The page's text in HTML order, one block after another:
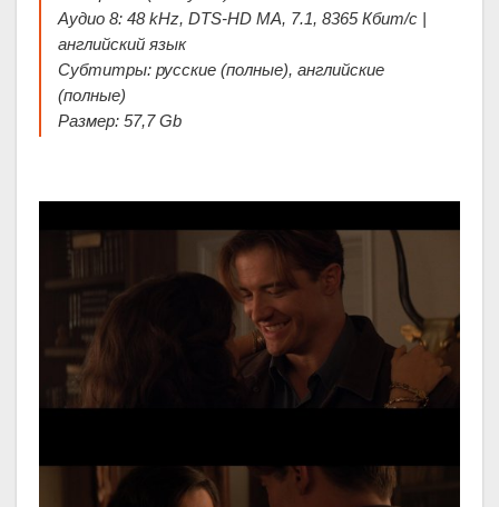
Аудио 8: 48 kHz, DTS-HD MA, 7.1, 8365 Кбит/с |
английский язык
Субтитры: русские (полные), английские
(полные)
Размер: 57,7 Gb